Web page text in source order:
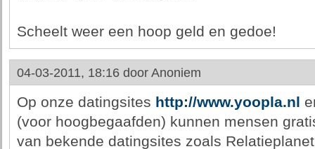
Scheelt weer een hoop geld en gedoe!
04-03-2011, 18:16 door Anoniem
Op onze datingsites http://www.yoopla.nl
(voor hoogbegaafden) kunnen mensen
van bekende datingsites zoals